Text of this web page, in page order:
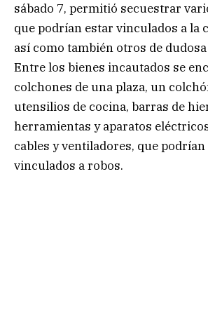
sábado 7, permitió secuestrar
que podrían estar vinculados a la
así como también otros de
Entre los bienes incautados se
colchones de una plaza, un
utensilios de cocina, barras de
herramientas y aparatos
cables y ventiladores, que podrían
vinculados a robos.